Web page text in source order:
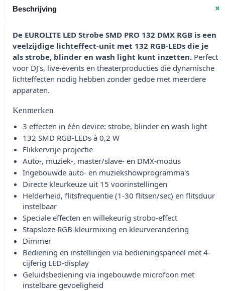
Beschrijving +
De EUROLITE LED Strobe SMD PRO 132 DMX RGB is een
veelzijdige lichteffect-unit met 132 RGB-LEDs die je
als strobe, blinder en wash light kunt inzetten. Perfect
voor DJ's, live-events en theaterproducties die dynamische
lichteffecten nodig hebben zonder gedoe met meerdere
apparaten.
Kenmerken
3 effecten in één device: strobe, blinder en wash light
132 SMD RGB-LEDs à 0,2 W
Flikkervrije projectie
Auto-, muziek-, master/slave- en DMX-modus
Ingebouwde auto- en muziekshowprogramma's
Directe kleurkeuze uit 15 voorinstellingen
Helderheid, flitsfrequentie (1-30 flitsen/sec) en flitsduur
instelbaar
Speciale effecten en willekeurig strobo-effect
Stapsloze RGB-kleurmixing en kleurverandering
Dimmer
Bediening en instellingen via bedieningspaneel met 4-
cijferig LED-display
Geluidsbediening via ingebouwde microfoon met
instelbare gevoeligheid